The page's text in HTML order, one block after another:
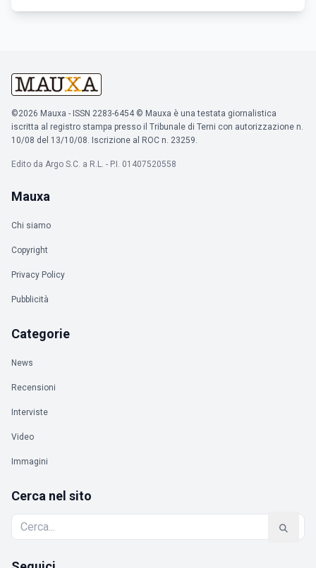
©2026 Mauxa - ISSN 2283-6454 © Mauxa è una testata giornalistica
iscritta al registro stampa presso il Tribunale di Terni con autorizzazione n.
10/08 del 13/10/08. Iscrizione al ROC n. 23259.
Edito da Argo S.C. a R.L. - P.I. 01407520558
Mauxa
Chi siamo
Copyright
Privacy Policy
Pubblicità
Categorie
News
Recensioni
Interviste
Video
Immagini
Cerca nel sito